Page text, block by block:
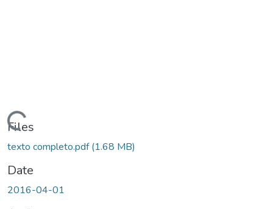
Files
texto completo.pdf(1.68 MB)
Date
2016-04-01